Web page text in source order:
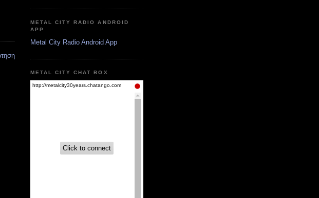
METAL CITY RADIO ANDROID
APP
Metal City Radio Android App
METAL CITY CHAT BOX